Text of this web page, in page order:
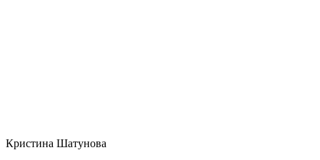
Кристина Шатунова